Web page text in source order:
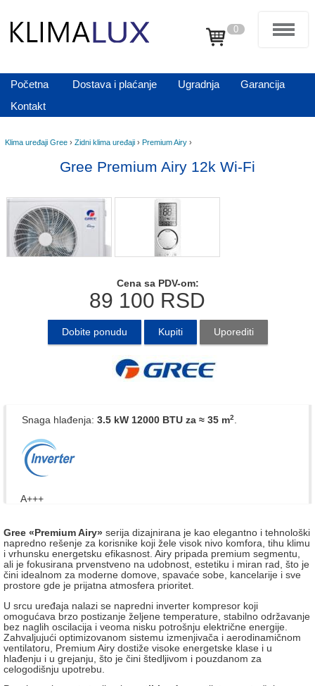
0
Početna Dostava i plaćanje Ugradnja
Garancija
Kontakt
Klima uređaji Gree › Zidni klima uređaji › Premium Airy ›
Gree Premium Airy 12k Wi-Fi
Cena sa PDV-om:
89 100 RSD
Dobite ponudu Kupiti Uporediti
Snaga hlađenja: 3.5 kW 12000 BTU za ≈ 35 m2.
A+++
Gree «Premium Airy» serija dizajnirana je kao elegantno i tehnološki
napredno rešenje za korisnike koji žele visok nivo komfora, tihu klimu
i vrhunsku energetsku efikasnost. Airy pripada premium segmentu,
ali je fokusirana prvenstveno na udobnost, estetiku i miran rad, što je
čini idealnom za moderne domove, spavaće sobe, kancelarije i sve
prostore gde je prijatna atmosfera prioritet.
U srcu uređaja nalazi se napredni inverter kompresor koji
omogućava brzo postizanje željene temperature, stabilno održavanje
bez naglih oscilacija i veoma nisku potrošnju električne energije.
Zahvaljujući optimizovanom sistemu izmenjivača i aerodinamičnom
ventilatoru, Premium Airy dostiže visoke energetske klase i u
hlađenju i u grejanju, što je čini štedljivom i pouzdanom za
celogodišnju upotrebu.